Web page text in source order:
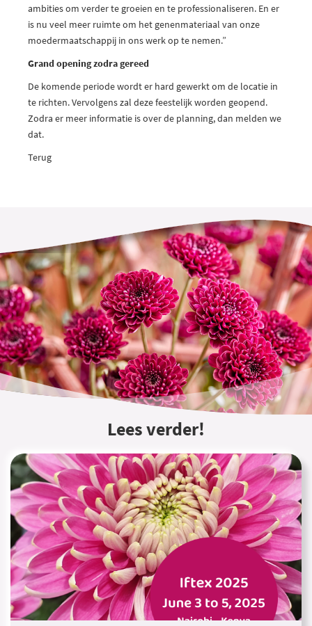
ambities om verder te groeien en te professionaliseren. En er
is nu veel meer ruimte om het genenmateriaal van onze
moedermaatschappij in ons werk op te nemen.”
Grand opening zodra gereed
De komende periode wordt er hard gewerkt om de locatie in
te richten. Vervolgens zal deze feestelijk worden geopend.
Zodra er meer informatie is over de planning, dan melden we
dat.
Terug
Lees verder!